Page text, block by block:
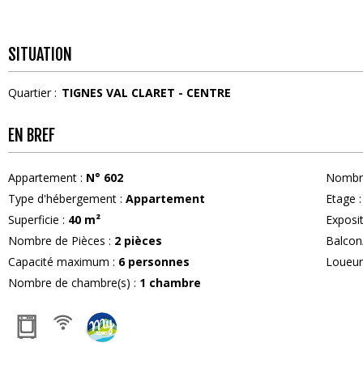
SITUATION
Quartier : TIGNES VAL CLARET - CENTRE
EN BREF
Appartement : N° 602
Type d'hébergement : Appartement
Superficie : 40 m²
Nombre de Pièces : 2 pièces
Capacité maximum : 6 personnes
Nombre de chambre(s) : 1 chambre
Etage :